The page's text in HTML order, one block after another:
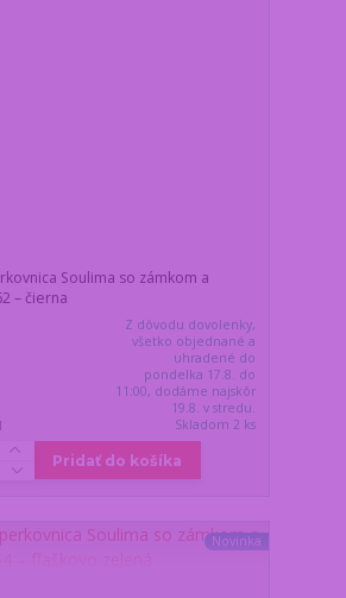
Soulima so zámkom a
– čierna
Z dôvodu dovolenky,
všetko objednané a
uhradené do
pondelka 17.8. do
11:00, dodáme najskôr
19.8. v stredu.
Skladom 2 ks
Pridať do košíka
Novinka